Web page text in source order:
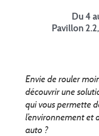
Du 4
Pavillon
Envie de rouler
découvrir une
qui vous permette
l’environnement et
auto ?